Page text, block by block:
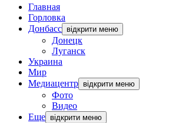
Главная
Горловка
Донбасс відкрити меню
Донецк
Луганск
Украина
Мир
Медиацентр відкрити меню
Фото
Видео
Еще відкрити меню